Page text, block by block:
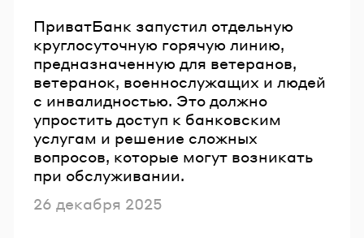
ПриватБанк запустил отдельную
круглосуточную горячую линию,
предназначенную для ветеранов,
ветеранок, военнослужащих и людей
с инвалидностью. Это должно
упростить доступ к банковским
услугам и решение сложных
вопросов, которые могут возникать
при обслуживании.
Опубликовано
26 декабря 2025